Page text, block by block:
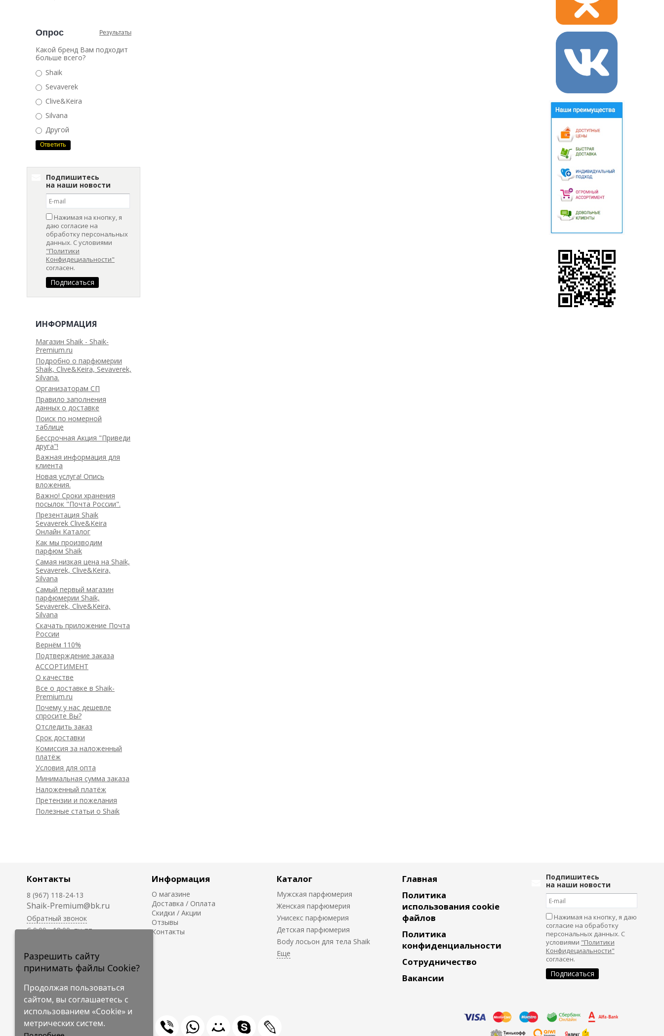
Опрос Результаты
Какой бренд Вам подходит
больше всего?
Shaik
Sevaverek
Clive&Keira
Silvana
Другой
Подпишитесь
на наши новости
Нажимая на кнопку, я
даю согласие на
обработку персональных
данных. С условиями
"Политики
Конфидециальности"
согласен.
ИНФОРМАЦИЯ
Магазин Shaik - Shaik-
Premium.ru
Подробно о парфюмерии
Shaik, Clive&Keira, Sevaverek,
Silvana.
Организаторам СП
Правило заполнения
данных о доставке
Поиск по номерной
таблице
Бессрочная Акция "Приведи
друга"!
Важная информация для
клиента
Новая услуга! Опись
вложения.
Важно! Сроки хранения
посылок "Почта России".
Презентация Shaik
Sevaverek Clive&Keira
Онлайн Каталог
Как мы производим
парфюм Shaik
Самая низкая цена на Shaik,
Sevaverek, Clive&Keira,
Silvana
Самый первый магазин
парфюмерии Shaik,
Sevaverek, Clive&Keira,
Silvana
Скачать приложение Почта
России
Вернём 110%
Подтверждение заказа
АССОРТИМЕНТ
О качестве
Все о доставке в Shaik-
Premium.ru
Почему у нас дешевле
спросите Вы?
Отследить заказ
Срок доставки
Комиссия за наложенный
платёж
Условия для опта
Минимальная сумма заказа
Наложенный платёж
Претензии и пожелания
Полезные статьи о Shaik
Контакты
8 (967) 118-24-13
Shaik-Premium@bk.ru
Обратный звонок
C 9:00 - 18:00, пн-пт
круглосуточно.
Информация
О магазине
Доставка / Оплата
Скидки / Акции
Отзывы
Контакты
Каталог
Мужская парфюмерия
Женская парфюмерия
Унисекс парфюмерия
Детская парфюмерия
Body лосьон для тела Shaik
Главная
Политика
использования cookie
файлов
Политика
конфиденциальности
Сотрудничество
Вакансии
Подпишитесь
на наши новости
Нажимая на кнопку, я даю
согласие на обработку
персональных данных. С
условиями "Политики
Конфидециальности"
согласен.
Разрешить сайту
принимать файлы Cookie?
Продолжая пользоваться
сайтом, вы соглашаетесь с
использованием «Cookie» и
метрических систем.